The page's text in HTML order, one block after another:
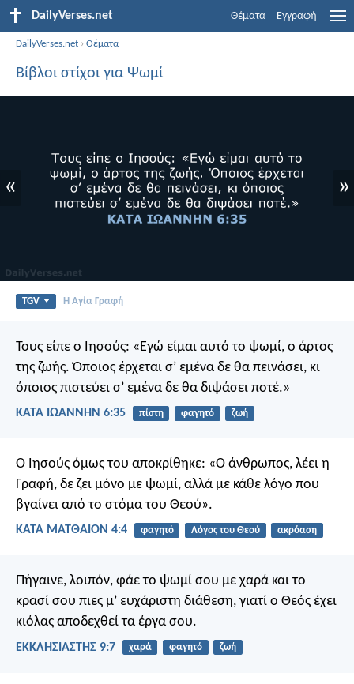
DailyVerses.net Θέματα Εγγραφή
DailyVerses.net ›Θέματα
Βίβλοι στίχοι για Ψωμί
« »
TGV Η Αγία Γραφή
Τους είπε ο Ιησούς: «Εγώ είμαι αυτό το ψωμί, ο άρτος
της ζωής. Όποιος έρχεται σ’ εμένα δε θα πεινάσει, κι
όποιος πιστεύει σ’ εμένα δε θα διψάσει ποτέ.»
ΚΑΤΑ ΙΩΑΝΝΗΝ 6:35 πίστη φαγητό ζωή
Ο Ιησούς όμως του αποκρίθηκε: «Ο άνθρωπος, λέει η
Γραφή, δε ζει μόνο με ψωμί, αλλά με κάθε λόγο που
βγαίνει από το στόμα του Θεού».
ΚΑΤΑ ΜΑΤΘΑΙΟΝ 4:4 φαγητό Λόγος του Θεού ακρόαση
Πήγαινε, λοιπόν, φάε το ψωμί σου με χαρά και το
κρασί σου πιες μ’ ευχάριστη διάθεση, γιατί ο Θεός έχει
κιόλας αποδεχθεί τα έργα σου.
ΕΚΚΛΗΣΙΑΣΤΗΣ 9:7 χαρά φαγητό ζωή